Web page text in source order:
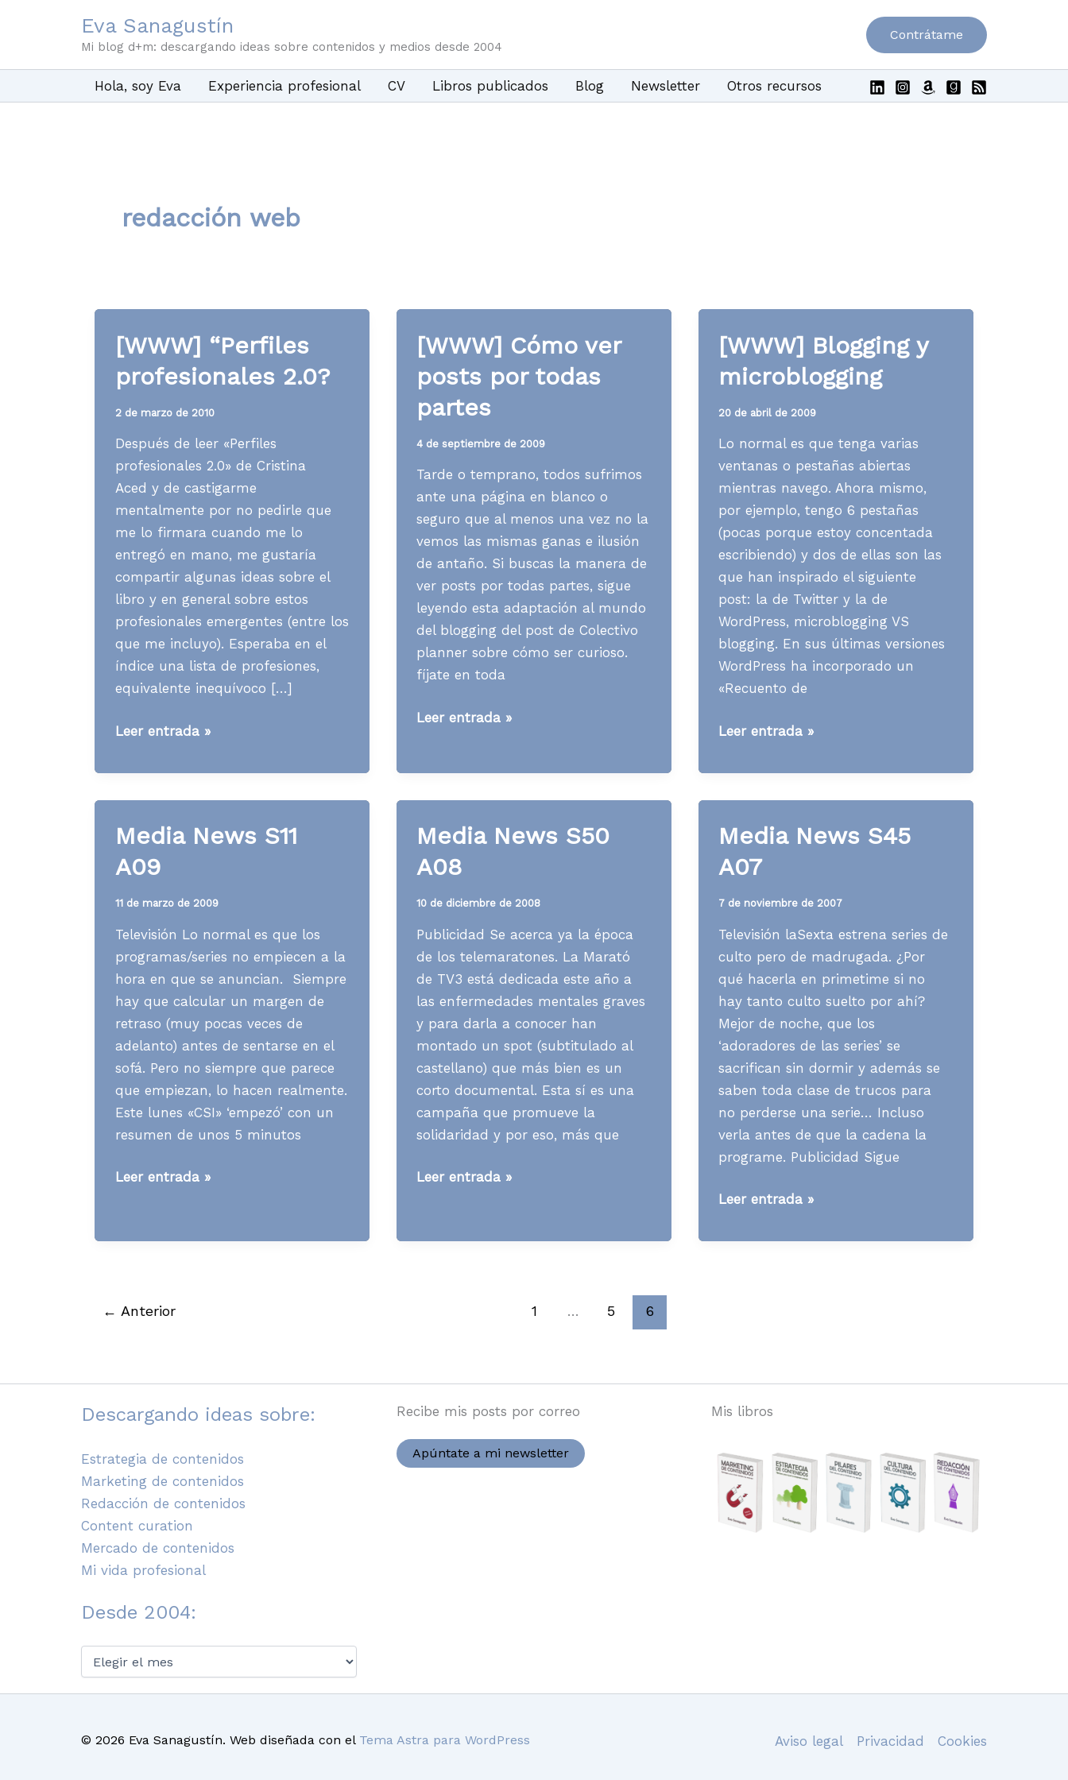
Eva Sanagustín
Mi blog d+m: descargando ideas sobre contenidos y medios desde 2004
Contrátame
Hola, soy Eva Experiencia profesional CV Libros publicados Blog Newsletter Otros recursos
redacción web
[WWW] “Perfiles
profesionales 2.0?
2 de marzo de 2010
Después de leer «Perfiles
profesionales 2.0» de Cristina
Aced y de castigarme
mentalmente por no pedirle que
me lo firmara cuando me lo
entregó en mano, me gustaría
compartir algunas ideas sobre el
libro y en general sobre estos
profesionales emergentes (entre los
que me incluyo). Esperaba en el
índice una lista de profesiones,
equivalente inequívoco […]
[WWW]
profesionales
2.0?
Leer entrada »
[WWW] Cómo ver
posts por todas
partes
4 de septiembre de 2009
Tarde o temprano, todos sufrimos
ante una página en blanco o
seguro que al menos una vez no la
vemos las mismas ganas e ilusión
de antaño. Si buscas la manera de
ver posts por todas partes, sigue
leyendo esta adaptación al mundo
del blogging del post de Colectivo
planner sobre cómo ser curioso.
fíjate en toda
[WWW]
por
todas
Leer entrada »
[WWW] Blogging y
microblogging
20 de abril de 2009
Lo normal es que tenga varias
ventanas o pestañas abiertas
mientras navego. Ahora mismo,
por ejemplo, tengo 6 pestañas
(pocas porque estoy concentada
escribiendo) y dos de ellas son las
que han inspirado el siguiente
post: la de Twitter y la de
WordPress, microblogging VS
blogging. En sus últimas versiones
WordPress ha incorporado un
«Recuento de
[WWW]
y
microblogging
Leer entrada »
Media News S11
A09
11 de marzo de 2009
Televisión Lo normal es que los
programas/series no empiecen a la
hora en que se anuncian. Siempre
hay que calcular un margen de
retraso (muy pocas veces de
adelanto) antes de sentarse en el
sofá. Pero no siempre que parece
que empiezan, lo hacen realmente.
Este lunes «CSI» ‘empezó’ con un
resumen de unos 5 minutos
Media
A09
Leer entrada »
Media News S50
A08
10 de diciembre de 2008
Publicidad Se acerca ya la época
de los telemaratones. La Marató
de TV3 está dedicada este año a
las enfermedades mentales graves
y para darla a conocer han
montado un spot (subtitulado al
castellano) que más bien es un
corto documental. Esta sí es una
campaña que promueve la
solidaridad y por eso, más que
Media
A08
Leer entrada »
Media News S45
A07
7 de noviembre de 2007
Televisión laSexta estrena series de
culto pero de madrugada. ¿Por
qué hacerla en primetime si no
hay tanto culto suelto por ahí?
Mejor de noche, que los
‘adoradores de las series’ se
sacrifican sin dormir y además se
saben toda clase de trucos para
no perderse una serie… Incluso
verla antes de que la cadena la
programe. Publicidad Sigue
Media
S45
Leer entrada »
← Anterior 1 … 5 6
Descargando ideas sobre:
Estrategia de contenidos
Marketing de contenidos
Redacción de contenidos
Content curation
Mercado de contenidos
Mi vida profesional
Desde 2004:
2004:
Recibe mis posts por correo
Apúntate a mi newsletter
Mis libros
© 2026 Eva Sanagustín. Web diseñada con el Tema Astra para WordPress Aviso legal Privacidad Cookies